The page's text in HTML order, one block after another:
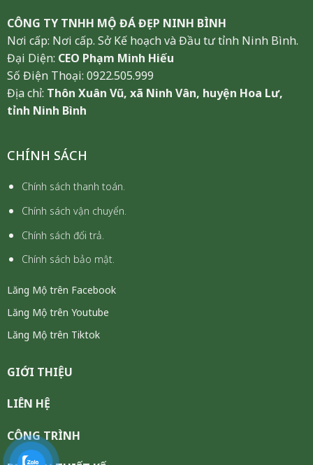
CÔNG TY TNHH MỘ ĐÁ ĐẸP NINH BÌNH
Nơi cấp: Nơi cấp. Sở Kế hoạch và Đầu tư tỉnh Ninh Bình.
Đại Diện: CEO Phạm Minh Hiếu
Số Điện Thoại: 0922.505.999
Địa chỉ: Thôn Xuân Vũ, xã Ninh Vân, huyện Hoa Lư,
tỉnh Ninh Bình
CHÍNH SÁCH
Chính sách thanh toán.
Chính sách vận chuyển.
Chính sách đổi trả.
Chính sách bảo mật.
Lăng Mộ trên Facebook
Lăng Mộ trên Youtube
Lăng Mộ trên Tiktok
GIỚI THIỆU
LIÊN HỆ
CÔNG TRÌNH